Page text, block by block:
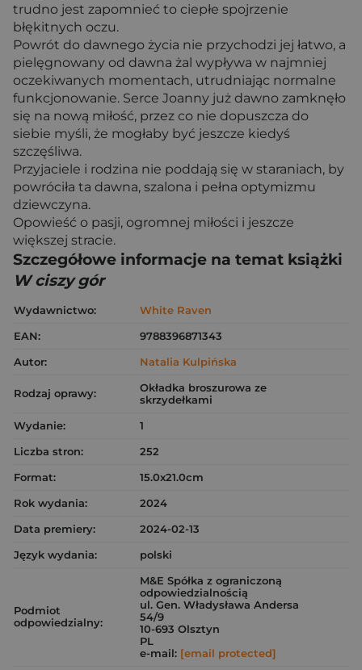
trudno jest zapomnieć to ciepłe spojrzenie
błękitnych oczu.
Powrót do dawnego życia nie przychodzi jej łatwo, a
pielęgnowany od dawna żal wypływa w najmniej
oczekiwanych momentach, utrudniając normalne
funkcjonowanie. Serce Joanny już dawno zamknęło
się na nową miłość, przez co nie dopuszcza do
siebie myśli, że mogłaby być jeszcze kiedyś
szczęśliwa.
Przyjaciele i rodzina nie poddają się w staraniach, by
powróciła ta dawna, szalona i pełna optymizmu
dziewczyna.
Opowieść o pasji, ogromnej miłości i jeszcze
większej stracie.
Szczegółowe informacje na temat książki
W ciszy gór
Wydawnictwo:
White Raven
EAN:
9788396871343
Autor:
Natalia Kulpińska
Rodzaj oprawy:
Okładka broszurowa ze
skrzydełkami
Wydanie:
1
Liczba stron:
252
Format:
15.0x21.0cm
Rok wydania:
2024
Data premiery:
2024-02-13
Język wydania:
polski
Podmiot
odpowiedzialny:
M&E Spółka z ograniczoną
odpowiedzialnością
ul. Gen. Władysława Andersa
54/9
10-693 Olsztyn
PL
e-mail: [email protected]